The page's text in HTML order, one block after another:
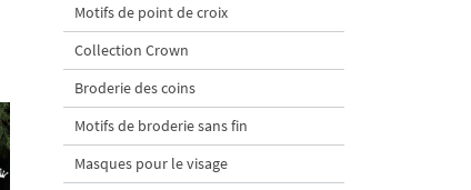
Motifs de point de croix
Collection Crown
Broderie des coins
Motifs de broderie sans fin
Masques pour le visage